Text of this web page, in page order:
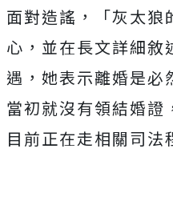
面對造謠，「灰太狼
心，並在長文詳細敘
遇，她表示離婚是必
當初就沒有領結婚證
目前正在走相關司法